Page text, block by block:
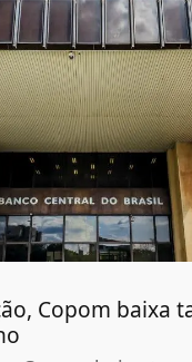
Copom baixa